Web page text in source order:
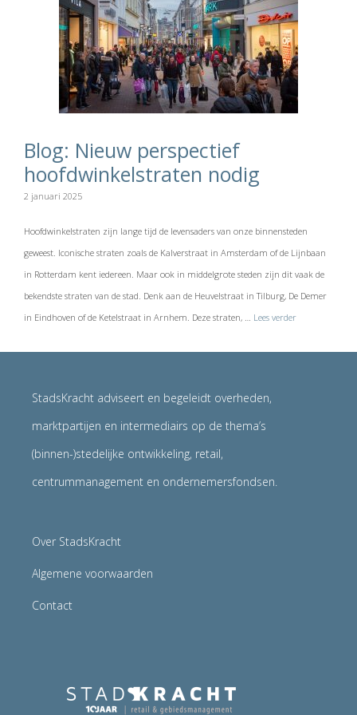
Blog: Nieuw perspectief
hoofdwinkelstraten nodig
2 januari 2025
Hoofdwinkelstraten zijn lange tijd de levensaders van onze binnensteden
geweest. Iconische straten zoals de Kalverstraat in Amsterdam of de Lijnbaan
in Rotterdam kent iedereen. Maar ook in middelgrote steden zijn dit vaak de
bekendste straten van de stad. Denk aan de Heuvelstraat in Tilburg, De Demer
in Eindhoven of de Ketelstraat in Arnhem. Deze straten, … Lees verder
StadsKracht adviseert en begeleidt overheden,
marktpartijen en intermediairs op de thema’s
(binnen-)stedelijke ontwikkeling, retail,
centrummanagement en ondernemersfondsen.
Over StadsKracht
Algemene voorwaarden
Contact